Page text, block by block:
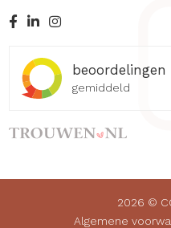
beoordelingen
gemiddeld
2026 ©
Algemene